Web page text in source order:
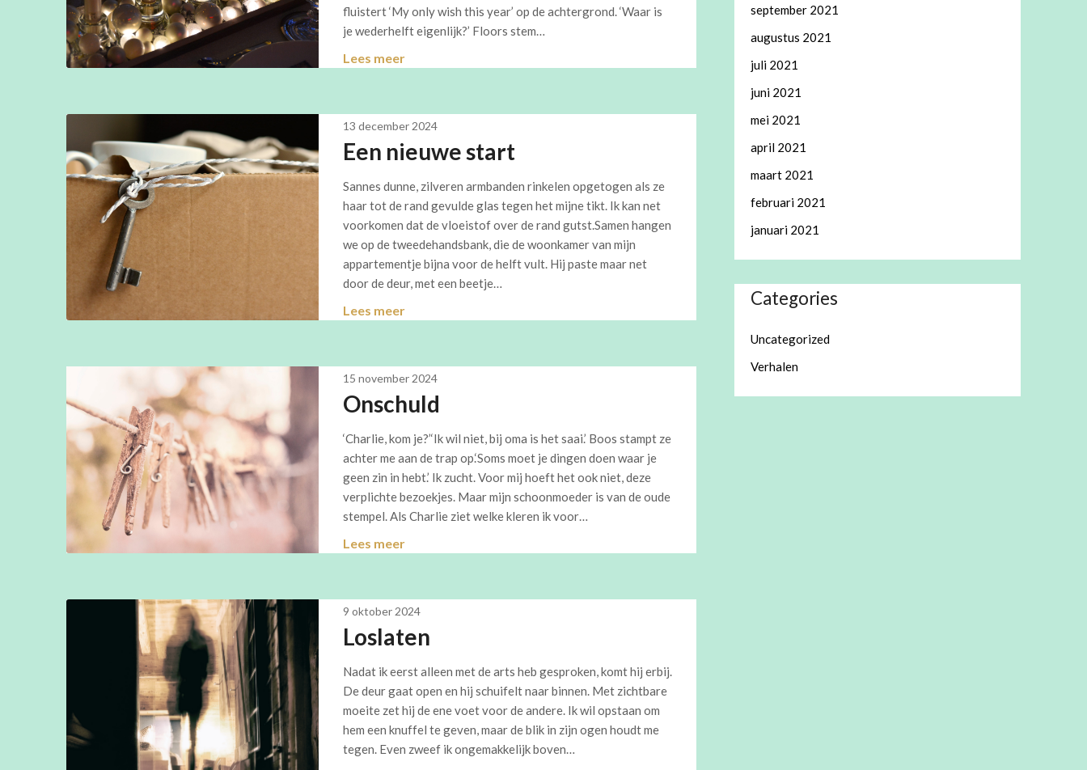
fluistert ‘My only wish this year’ op de achtergrond. ‘Waar is
je wederhelft eigenlijk?’ Floors stem…
Lees meer
13 december 2024
Een nieuwe start
Sannes dunne, zilveren armbanden rinkelen opgetogen als ze
haar tot de rand gevulde glas tegen het mijne tikt. Ik kan net
voorkomen dat de vloeistof over de rand gutst.Samen hangen
we op de tweedehandsbank, die de woonkamer van mijn
appartementje bijna voor de helft vult. Hij paste maar net
door de deur, met een beetje…
Lees meer
15 november 2024
Onschuld
‘Charlie, kom je?’‘Ik wil niet, bij oma is het saai.’ Boos stampt ze
achter me aan de trap op.‘Soms moet je dingen doen waar je
geen zin in hebt.’ Ik zucht. Voor mij hoeft het ook niet, deze
verplichte bezoekjes. Maar mijn schoonmoeder is van de oude
stempel. Als Charlie ziet welke kleren ik voor…
Lees meer
9 oktober 2024
Loslaten
Nadat ik eerst alleen met de arts heb gesproken, komt hij erbij.
De deur gaat open en hij schuifelt naar binnen. Met zichtbare
moeite zet hij de ene voet voor de andere. Ik wil opstaan om
hem een knuffel te geven, maar de blik in zijn ogen houdt me
tegen. Even zweef ik ongemakkelijk boven…
september 2021
augustus 2021
juli 2021
juni 2021
mei 2021
april 2021
maart 2021
februari 2021
januari 2021
Categories
Uncategorized
Verhalen